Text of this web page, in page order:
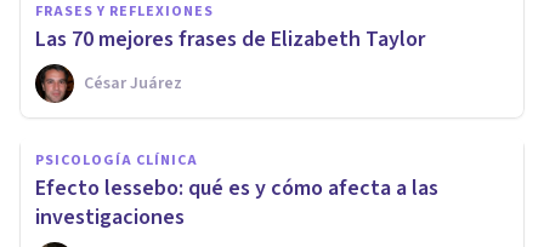
FRASES Y REFLEXIONES
Las 70 mejores frases de Elizabeth Taylor
César Juárez
PSICOLOGÍA CLÍNICA
Efecto lessebo: qué es y cómo afecta a las
investigaciones